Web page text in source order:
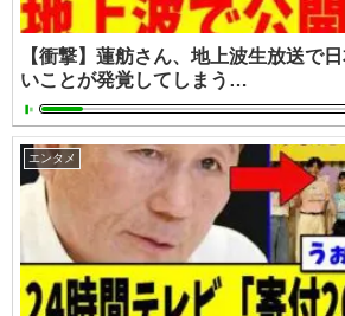
【衝撃】蓮舫さん、地上波生放送で
いことが発覚してしまう…
エンタメ